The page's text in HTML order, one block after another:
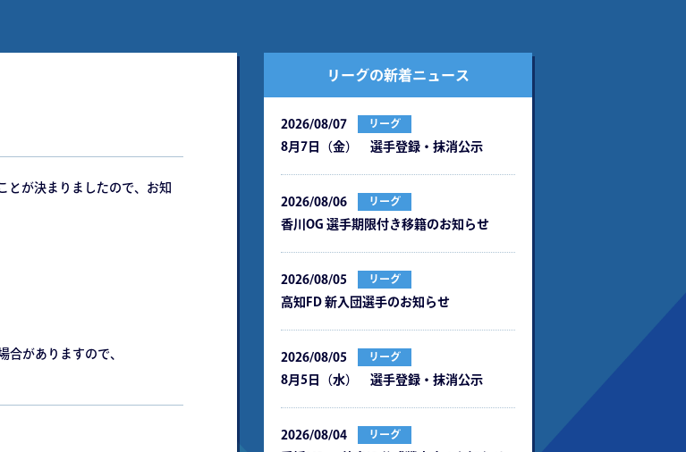
とが決まりましたので、お知
がありますので、
リーグの新着ニュース
2026/08/07 リーグ
8月7日（金） 選手登録・抹消公示
2026/08/06 リーグ
⾹川OG 選⼿期限付き移籍のお知らせ
2026/08/05 リーグ
⾼知FD 新⼊団選⼿のお知らせ
2026/08/05 リーグ
8月5日（水） 選手登録・抹消公示
2026/08/04 リーグ